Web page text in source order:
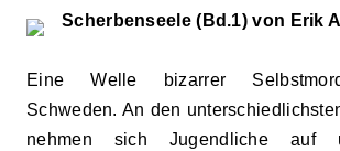
Scherbenseele (Bd.1) von Erik
Eine Welle bizarrer
Schweden. An den
nehmen sich Jugendliche auf